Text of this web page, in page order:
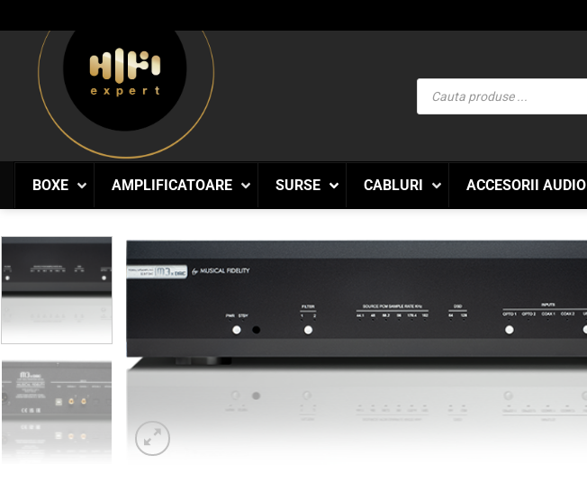
to
content
Products
search
BOXE AMPLIFICATOARE SURSE CABLURI ACCESORII AUDIO